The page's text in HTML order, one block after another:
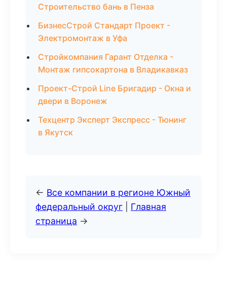
Строительство бань в Пенза
БизнесСтрой Стандарт Проект -
Электромонтаж в Уфа
Стройкомпания Гарант Отделка -
Монтаж гипсокартона в Владикавказ
Проект-Строй Line Бригадир - Окна и
двери в Воронеж
Техцентр Эксперт Экспресс - Тюнинг
в Якутск
← Все компании в регионе Южный
федеральный округ
Главная
страница →